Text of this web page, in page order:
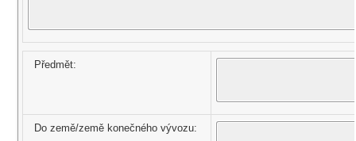
Předmět:
Do země/země konečného vývozu: